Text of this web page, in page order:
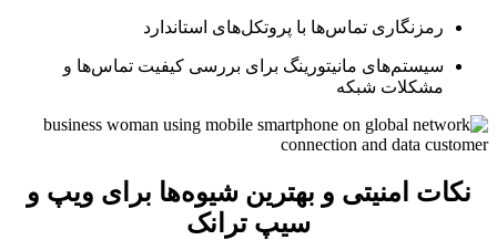
رمزنگاری تماس‌ها با پروتکل‌های استاندارد
سیستم‌های مانیتورینگ برای بررسی کیفیت تماس‌ها و
مشکلات شبکه
امنیتی و بهترین شیوه‌ها برای ویپ و
سیپ ترانک